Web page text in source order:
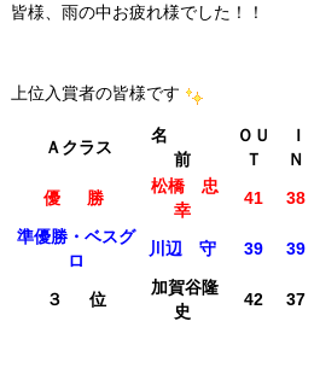
皆様、雨の中お疲れ様でした！！
上位入賞者の皆様です
Ａクラス
名
前
ＯＵ
Ｔ
Ｉ
Ｎ
優 勝
松橋 忠
幸
41 38
準優勝・ベスグ
ロ
川辺 守 39 39
３ 位
加賀谷隆
史
42 37